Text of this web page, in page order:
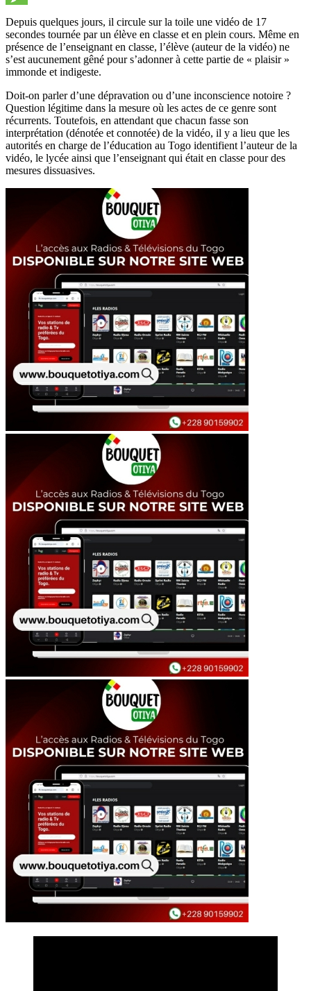
Message
Depuis quelques jours, il circule sur la toile une vidéo de 17
secondes tournée par un élève en classe et en plein cours. Même en
présence de l’enseignant en classe, l’élève (auteur de la vidéo) ne
s’est aucunement gêné pour s’adonner à cette partie de « plaisir »
immonde et indigeste.
Doit-on parler d’une dépravation ou d’une inconscience notoire ?
Question légitime dans la mesure où les actes de ce genre sont
récurrents. Toutefois, en attendant que chacun fasse son
interprétation (dénotée et connotée) de la vidéo, il y a lieu que les
autorités en charge de l’éducation au Togo identifient l’auteur de la
vidéo, le lycée ainsi que l’enseignant qui était en classe pour des
mesures dissuasives.